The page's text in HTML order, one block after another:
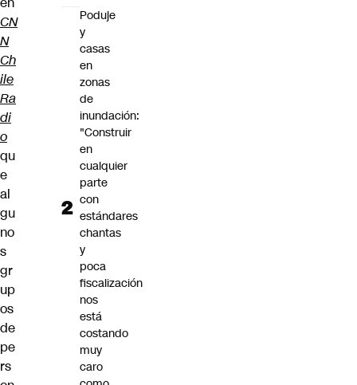
CN
N
Ch
ile
Ra
di
o
qu
e
al
gu
no
s
gr
up
os
de
pe
rs
Poduje
y
casas
en
zonas
de
inundación:
"Construir
en
cualquier
parte
con
estándares
chantas
y
poca
fiscalización
nos
está
costando
muy
caro